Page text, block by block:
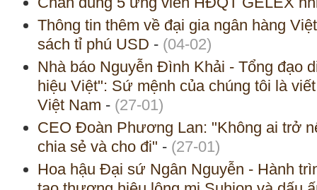
Thông tin thêm về đại gia ngân hàng
sách tỉ phú USD - (04-02)
Nhà báo Nguyễn Đình Khải - Tổng đạo
hiệu Việt": Sứ mệnh của chúng tôi là
Việt Nam - (27-01)
CEO Đoàn Phương Lan: "Không ai trở
chia sẻ và cho đi" - (27-01)
Hoa hậu Đại sứ Ngân Nguyễn - Hành